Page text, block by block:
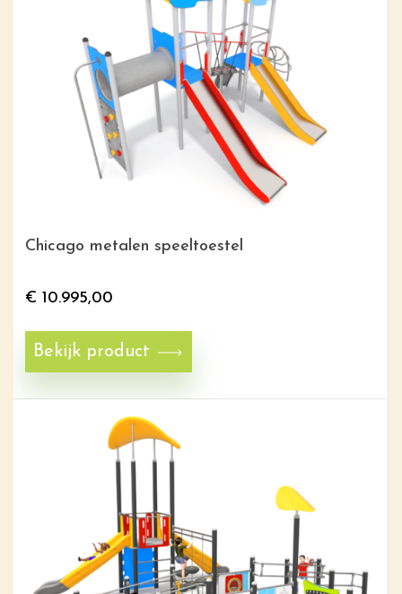
Chicago metalen speeltoestel
€ 10.995,00
Bekijk product